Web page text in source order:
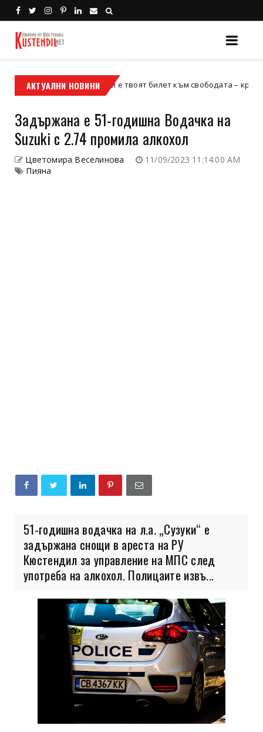
АКТУАЛНИ НОВИНИ
кросов мотор Кой е твоят билет към свободата – кросовият
Задържана е 51-годишна Водачка на
Suzuki с 2.74 промила алкохол
Цветомира Веселинова
11/09/2023 11:14:00 AM
Пияна
51-годишна водачка на л.а. „Сузуки“ е
задържана снощи в ареста на РУ
Кюстендил за управление на МПС след
употреба на алкохол. Полицаите извъ...